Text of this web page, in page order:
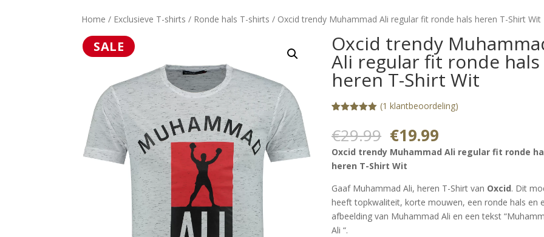
Home / Exclusieve T-shirts / Ronde hals T-shirts / Oxcid trendy Muhammad Ali regular fit ronde hals heren T-Shirt Wit
SALE Oxcid trendy
Ali regular fit ronde hals
heren T-Shirt Wit
gebaseerd
klantbeoorde
ling
(1 klantbeoordeling)
€29.99 Oorspronkelijke
prijs
was:
€29.99.
€19.99
prijs
is:
Oxcid trendy Muhammad Ali regular fit ronde
heren T-Shirt Wit
Gaaf Muhammad Ali, heren T-Shirt van Oxcid. Dit
heeft topkwaliteit, korte mouwen, een ronde hals en
afbeelding van Muhammad Ali en een tekst
Ali “.